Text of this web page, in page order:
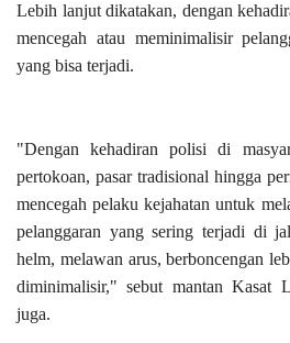
Lebih lanjut dikatakan, dengan
mencegah atau meminimalisir
yang bisa terjadi.
"Dengan kehadiran polisi di
pertokoan, pasar tradisional hingga
mencegah pelaku kejahatan untuk
pelanggaran yang sering terjadi di
helm, melawan arus, berboncengan
diminimalisir," sebut mantan Kasat
juga.